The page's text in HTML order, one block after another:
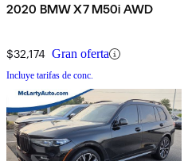
2020 BMW X7 M50i AWD
$32,174 Gran oferta
Incluye tarifas de conc.